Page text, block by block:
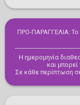
ΠΡΟ-ΠΑΡΑΓΓΕΛΙΑ: Το
Η ημερομηνία
και
Σε κάθε περίπτωση